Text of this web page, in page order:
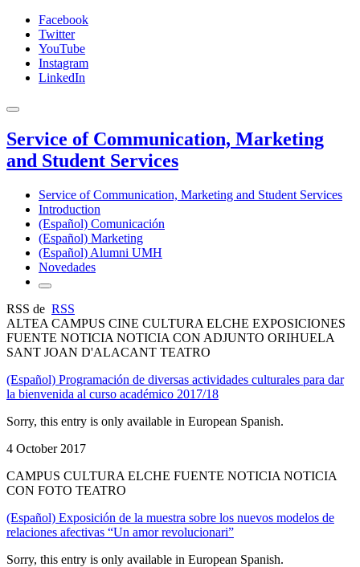
Facebook
Twitter
YouTube
Instagram
LinkedIn
Service of Communication, Marketing
and Student Services
Service of Communication, Marketing and Student Services
Introduction
(Español) Comunicación
(Español) Marketing
(Español) Alumni UMH
Novedades
RSS de RSS
ALTEA CAMPUS CINE CULTURA ELCHE EXPOSICIONES
FUENTE NOTICIA NOTICIA CON ADJUNTO ORIHUELA
SANT JOAN D'ALACANT TEATRO
(Español) Programación de diversas actividades culturales para dar
la bienvenida al curso académico 2017/18
Sorry, this entry is only available in European Spanish.
4 October 2017
CAMPUS CULTURA ELCHE FUENTE NOTICIA NOTICIA
CON FOTO TEATRO
(Español) Exposición de la muestra sobre los nuevos modelos de
relaciones afectivas “Un amor revolucionari”
Sorry, this entry is only available in European Spanish.